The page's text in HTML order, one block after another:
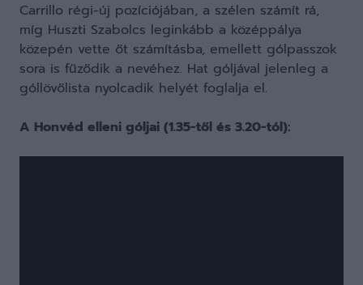
Carrillo régi-új pozíciójában, a szélen számít rá,
míg Huszti Szabolcs leginkább a középpálya
közepén vette őt számításba, emellett gólpasszok
sora is fűződik a nevéhez. Hat góljával jelenleg a
góllövőlista nyolcadik helyét foglalja el.
A Honvéd elleni góljai (1.35-től és 3.20-tól):